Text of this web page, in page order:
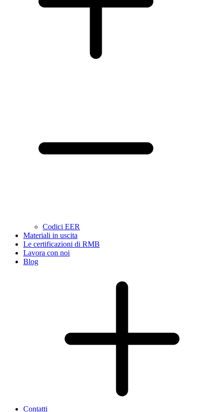
Codici EER
Materiali in uscita
Le certificazioni di RMB
Lavora con noi
Blog
Contatti